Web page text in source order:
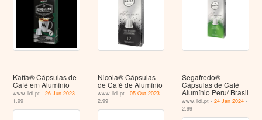
Kaffa® Cápsulas de
Café em Alumínio
www.lidl.pt -26 Jun 2023 -
1.99
Nicola® Cápsulas
de Café de Alumínio
www.lidl.pt - 05 Out 2023-
2.99
Segafredo®
Cápsulas de Café
Alumínio Peru/ Brasil
www.lidl.pt -24 Jan 2024 -
2.99